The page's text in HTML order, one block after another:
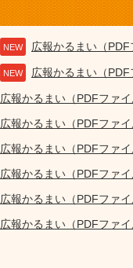
NEW 広報かるまい（PDF
NEW 広報かるまい（PDF
広報かるまい（PDFファ
広報かるまい（PDFファ
広報かるまい（PDFファ
広報かるまい（PDFファ
広報かるまい（PDFファ
広報かるまい（PDFファ